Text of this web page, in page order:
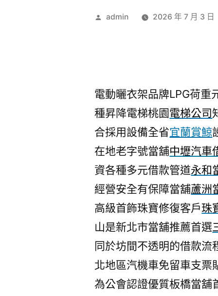
作
admin 2026 年 7 月 3 日
電動曬衣架品牌LPG荷重
種昇降電梯桃園電梯公司
合採用設備全省宜蘭賞鯨
在地老字號當舖中壢汽車
資各種多元借款管道永和
經營安全有保障當舖蘆洲
高級首飾珠寶修復客戶珠
山是新北市當舖推薦首選
同於坊間不透明的借款流
北地區汽機車免留車支票
為公會認證優質板橋當舖